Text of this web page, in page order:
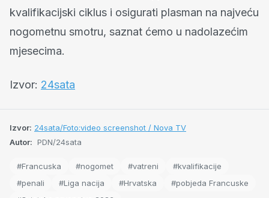
kvalifikacijski ciklus i osigurati plasman na najveću
nogometnu smotru, saznat ćemo u nadolazećim
mjesecima.
Izvor: 24sata
Izvor: 24sata/Foto:video screenshot / Nova TV
Autor: PDN/24sata
#Francuska #nogomet #vatreni
#kvalifikacije
#penali
#Liga nacija #Hrvatska
#pobjeda Francuske